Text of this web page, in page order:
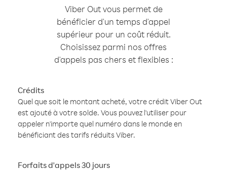
Viber Out vous permet de
bénéficier d'un temps d'appel
supérieur pour un coût réduit.
Choisissez parmi nos offres
d'appels pas chers et flexibles :
Crédits
Quel que soit le montant acheté, votre crédit Viber Out
est ajouté à votre solde. Vous pouvez l'utiliser pour
appeler n'importe quel numéro dans le monde en
bénéficiant des tarifs réduits Viber.
Forfaits d'appels 30 jours